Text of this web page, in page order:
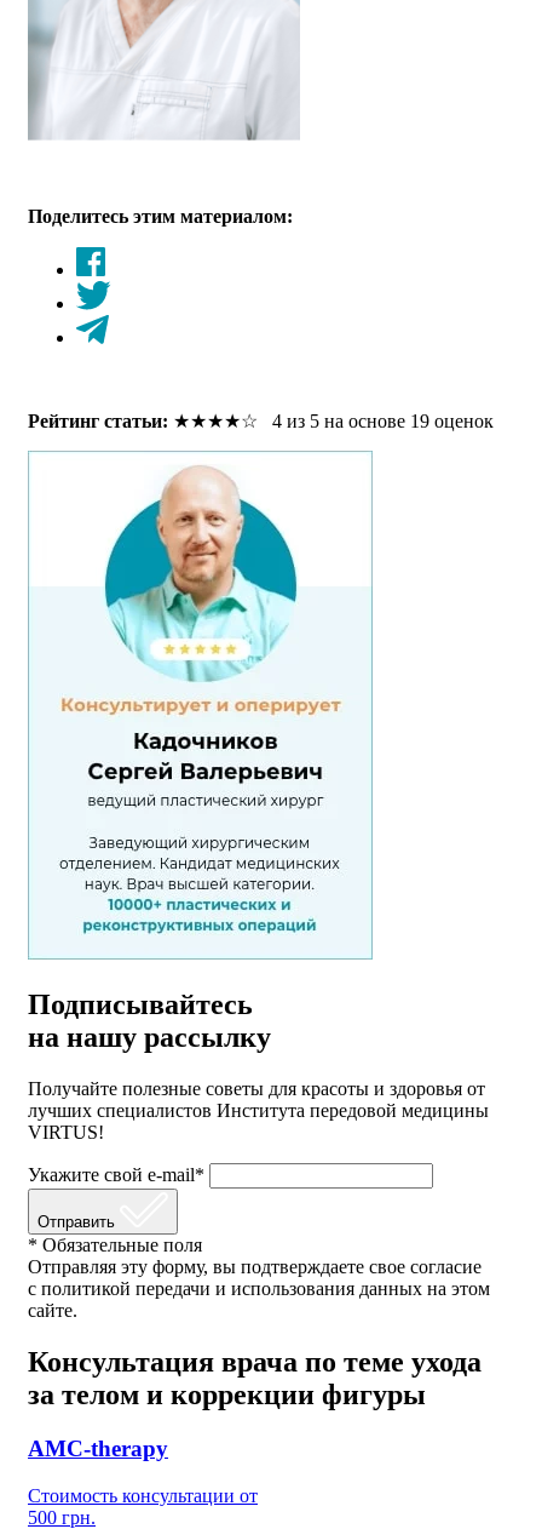
Поделитесь этим материалом:
Рейтинг статьи: ★★★★☆ 4 из 5 на основе 19 оценок
Подписывайтесь
на нашу рассылку
Получайте полезные советы для красоты и здоровья от
лучших специалистов Института передовой медицины
VIRTUS!
Укажите свой e-mail*
Отправить
* Обязательные поля
Отправляя эту форму, вы подтверждаете свое согласие
с политикой передачи и использования данных на этом
сайте.
Консультация врача по теме ухода
за телом и коррекции фигуры
AMC-therapy
Стоимость консультации от
500 грн.